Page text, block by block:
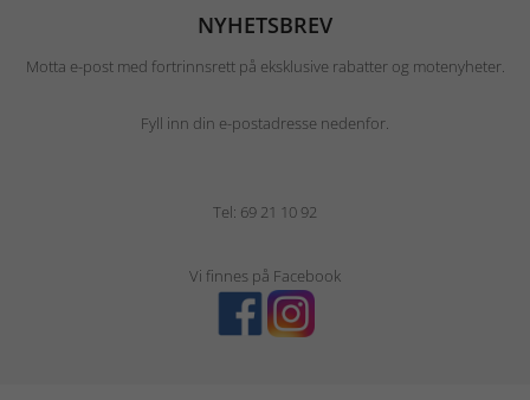
NYHETSBREV
Motta e-post med fortrinnsrett på eksklusive rabatter og motenyheter.
Fyll inn din e-postadresse nedenfor.
Tel: 69 21 10 92
Vi finnes på Facebook